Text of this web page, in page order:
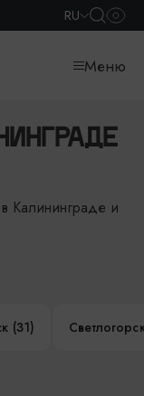
RU
Меню
Калининграде и
(31)